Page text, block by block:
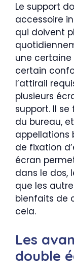
Le support
accessoire
qui doivent
une
certain
l’attirail
plusieurs
support. Il se
du bureau,
appellations
de fixation
écran
dans le dos,
que les
bienfaits de
cela.
Les
double